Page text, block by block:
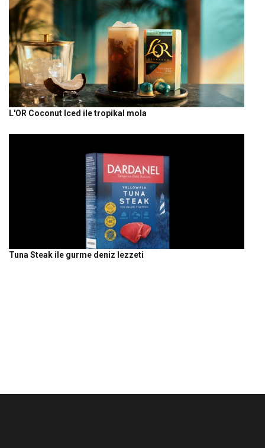
L'OR Coconut Iced ile tropikal mola
Tuna Steak ile gurme deniz lezzeti